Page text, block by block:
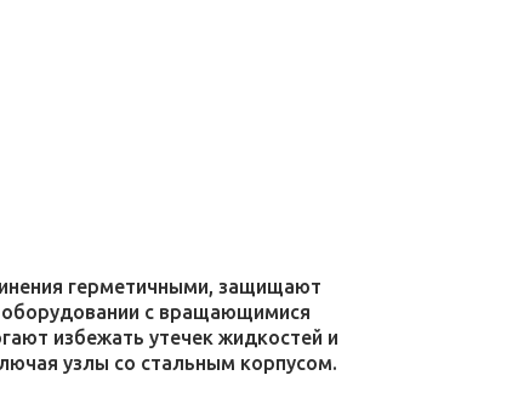
герметичными, защищают
оборудовании с вращающимися
избежать утечек жидкостей и
узлы со стальным корпусом.